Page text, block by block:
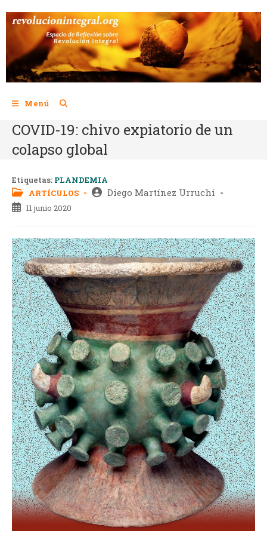
Menú
COVID-19: chivo expiatorio de un
colapso global
Etiquetas: PLANDEMIA
ARTÍCULOS
Diego Martínez Urruchi
11 junio 2020